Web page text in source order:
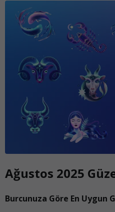
Ağustos 2025
Burcunuza Göre En Uygun